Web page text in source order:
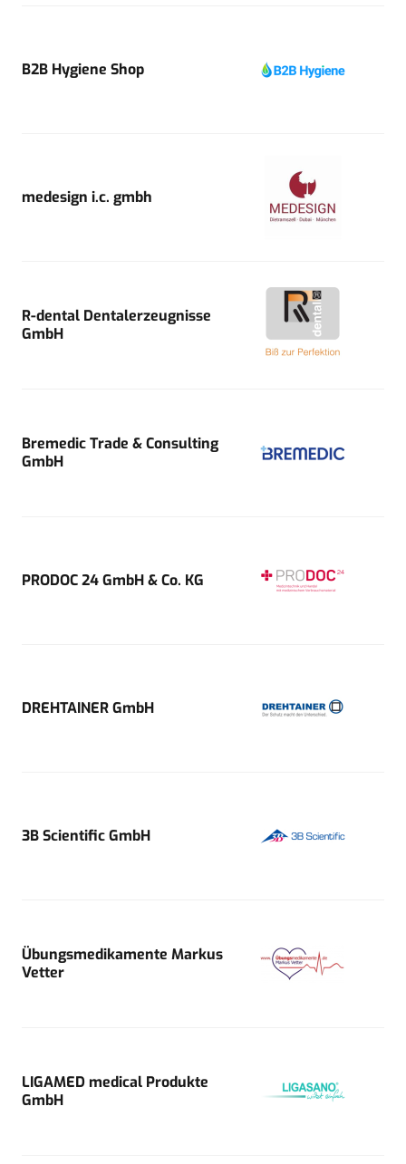
B2B Hygiene Shop
medesign i.c. gmbh
R-dental Dentalerzeugnisse
GmbH
Bremedic Trade & Consulting
GmbH
PRODOC 24 GmbH & Co. KG
DREHTAINER GmbH
3B Scientific GmbH
Übungsmedikamente Markus
Vetter
LIGAMED medical Produkte
GmbH